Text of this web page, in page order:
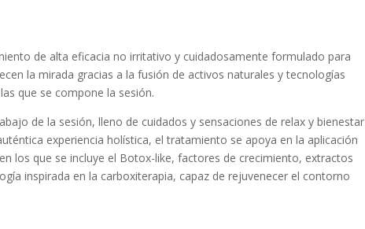
de alta eficacia no irritativo y cuidadosamente formulado para
la mirada gracias a la fusión de activos naturales y tecnologías
que se compone la sesión.
de la sesión, lleno de cuidados y sensaciones de relax y bienestar
experiencia holística, el tratamiento se apoya en la aplicación
los que se incluye el Botox-like, factores de crecimiento, extractos
inspirada en la carboxiterapia, capaz de rejuvenecer el contorno